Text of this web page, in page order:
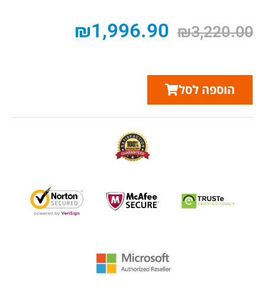
₪3,220.00
₪1,996.90
הוספה לסל